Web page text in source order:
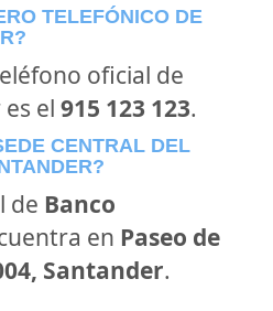
TELEFÓNICO DE
oficial de
el 915 123 123.
CENTRAL DEL
de Banco
en Paseo de
Santander.